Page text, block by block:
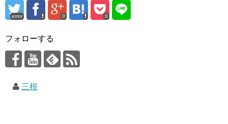
error 0 0
フォローする
三根